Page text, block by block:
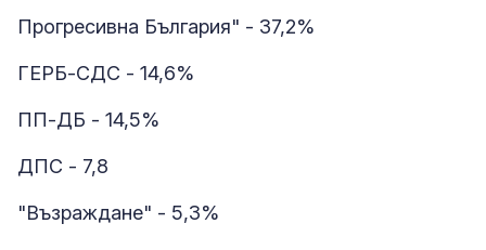
Прогресивна България" - 37,2%
ГЕРБ-СДС - 14,6%
ПП-ДБ - 14,5%
ДПС - 7,8
"Възраждане" - 5,3%